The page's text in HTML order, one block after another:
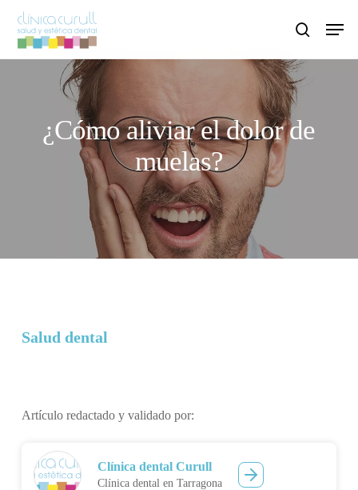
search
Menu
¿Cómo aliviar el dolor de
muelas?
Salud dental
Artículo redactado y validado por:
Clínica dental Curull
Clínica dental en Tarragona